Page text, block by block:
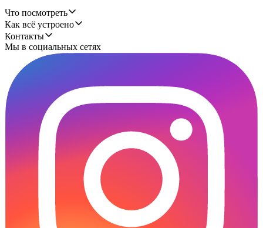
Что посмотреть
Как всё устроено
Контакты
Мы в социальных сетях